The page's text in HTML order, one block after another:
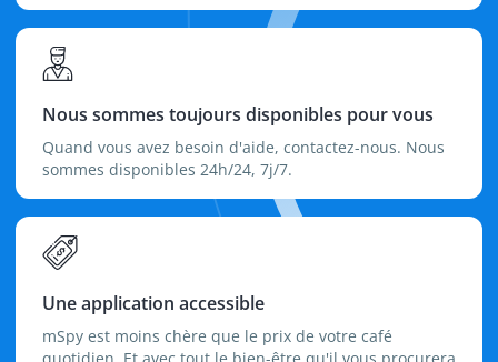
Nous sommes toujours disponibles pour vous
Quand vous avez besoin d'aide, contactez-nous. Nous
sommes disponibles 24h/24, 7j/7.
Une application accessible
mSpy est moins chère que le prix de votre café